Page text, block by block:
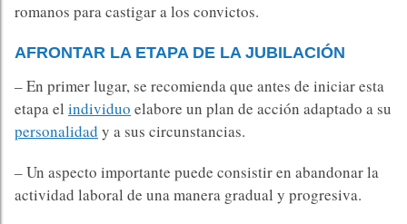
romanos para castigar a los convictos.
AFRONTAR LA ETAPA DE LA JUBILACIÓN
– En primer lugar, se recomienda que antes de iniciar esta
etapa el individuo elabore un plan de acción adaptado a su
personalidad y a sus circunstancias.
– Un aspecto importante puede consistir en abandonar la
actividad laboral de una manera gradual y progresiva.